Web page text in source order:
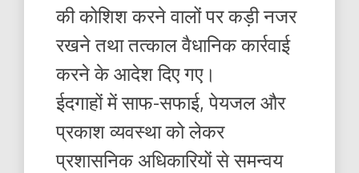
की कोशिश करने वालों पर कड़ी नजर
रखने तथा तत्काल वैधानिक कार्रवाई
करने के आदेश दिए गए।
ईदगाहों में साफ-सफाई, पेयजल और
प्रकाश व्यवस्था को लेकर
प्रशासनिक अधिकारियों से समन्वय